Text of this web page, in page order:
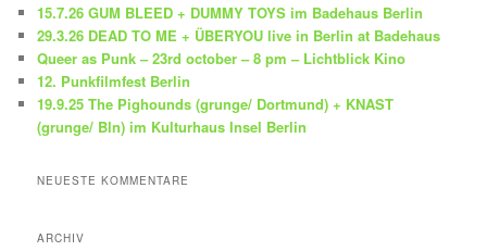
n
15.7.26 GUM BLEED + DUMMY TOYS im Badehaus Berlin
29.3.26 DEAD TO ME + ÜBERYOU live in Berlin at Badehaus
Queer as Punk – 23rd october – 8 pm – Lichtblick Kino
12. Punkfilmfest Berlin
19.9.25 The Pighounds (grunge/ Dortmund) + KNAST
(grunge/ Bln) im Kulturhaus Insel Berlin
NEUESTE KOMMENTARE
ARCHIV